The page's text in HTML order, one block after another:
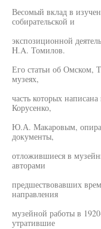
Весомый вклад в
собирательской и
экспозиционной
H.A. Томилов.
Его статьи об Омском,
музеях,
часть которых
Корусенко,
Ю.А. Макаровым,
документы,
отложившиеся в
авторами
предшествовавших
направления
музейной работы в
утратившие